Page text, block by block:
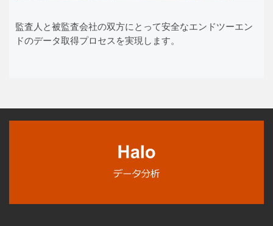
監査人と被監査会社の双方にとって安全なエンドツーエン
ドのデータ取得プロセスを実現します。